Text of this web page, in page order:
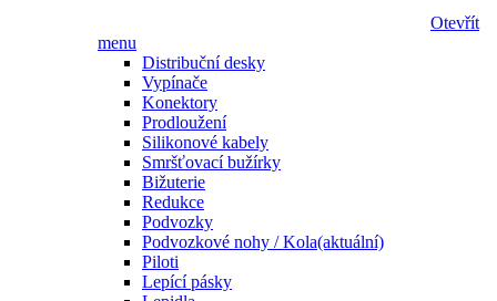
Otevřít
menu
Distribuční desky
Vypínače
Konektory
Prodloužení
Silikonové kabely
Smršťovací bužírky
Bižuterie
Redukce
Podvozky
Podvozkové nohy / Kola(aktuální)
Piloti
Lepící pásky